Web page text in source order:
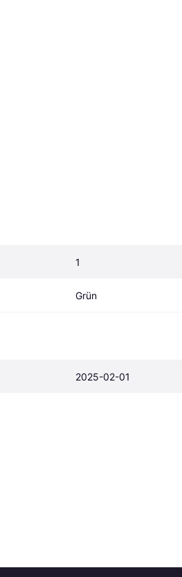
1
Grün
2025-02-01